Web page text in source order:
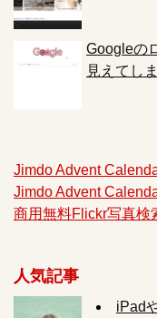
Googleの
見えてし
Jimdo Advent
Jimdo Advent
商用無料Flickr写真検
人気記事
iPad